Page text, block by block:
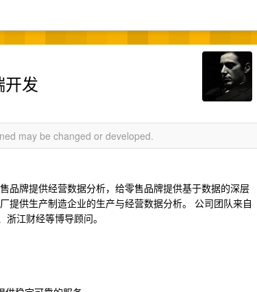
发
may be changed or developed.
品牌提供经营数据分析，给零售品牌提供基于数据的深层
提供生产制造企业的生产与经营数据分析。 公司团队来自
江财经等博导顾问。